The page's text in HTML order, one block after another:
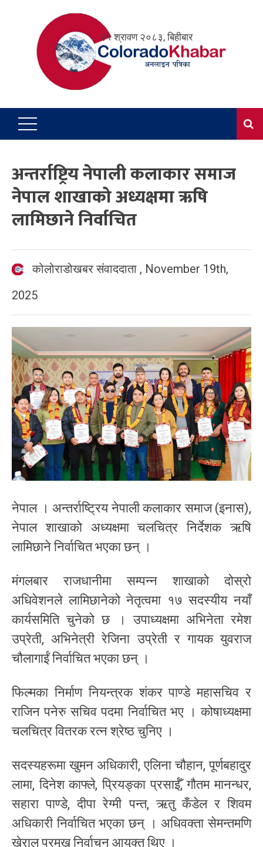
२१ श्रावण २०८३, बिहीबार
अन्तर्राष्ट्रिय नेपाली कलाकार समाज
नेपाल शाखाको अध्यक्षमा ऋषि
लामिछाने निर्वाचित
कोलोराडोखबर संवाददाता , November 19th,
2025
नेपाल । अन्तर्राष्ट्रिय नेपाली कलाकार समाज (इनास),
नेपाल शाखाको अध्यक्षमा चलचित्र निर्देशक ऋषि
लामिछाने निर्वाचित भएका छन् ।
मंगलबार राजधानीमा सम्पन्न शाखाको दोस्रो
अधिवेशनले लामिछानेको नेतृत्वमा १७ सदस्यीय नयाँ
कार्यसमिति चुनेको छ । उपाध्यक्षमा अभिनेता रमेश
उप्रेती, अभिनेत्री रेजिना उप्रेती र गायक युवराज
चौलागाईं निर्वाचित भएका छन् ।
फिल्मका निर्माण नियन्त्रक शंकर पाण्डे महासचिव र
राजिन पनेरु सचिव पदमा निर्वाचित भए । कोषाध्यक्षमा
चलचित्र वितरक रत्न श्रेष्ठ चुनिए ।
सदस्यहरूमा खुमन अधिकारी, एलिना चौहान, पूर्णबहादुर
लामा, दिनेश काफ्ले, प्रियङ्का प्रसाईँ, गौतम मानन्धर,
सहारा पाण्डे, दीपा रेग्मी पन्त, ऋतु कँडेल र शिवम
अधिकारी निर्वाचित भएका छन् । अधिवक्ता सेमन्तमणि
खेराल प्रमुख निर्वाचन आयुक्त थिए ।